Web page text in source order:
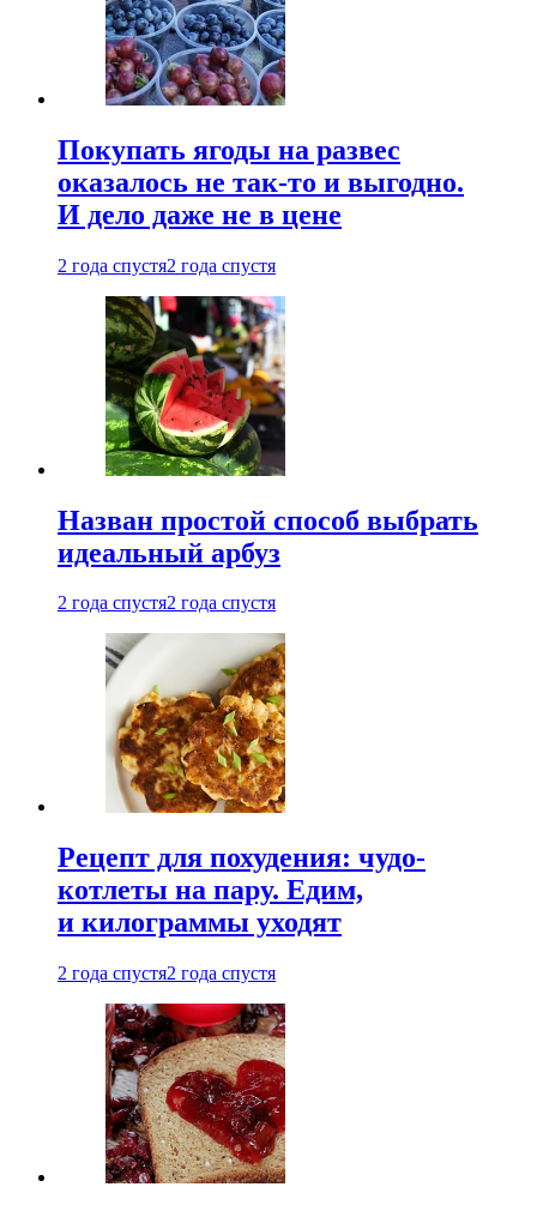
Покупать ягоды на развес
оказалось не так-то и выгодно.
И дело даже не в цене
2 года спустя2 года спустя
Назван простой способ выбрать
идеальный арбуз
2 года спустя2 года спустя
Рецепт для похудения: чудо-
котлеты на пару. Едим,
и килограммы уходят
2 года спустя2 года спустя